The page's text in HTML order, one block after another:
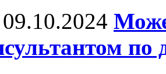
09.10.2024
по